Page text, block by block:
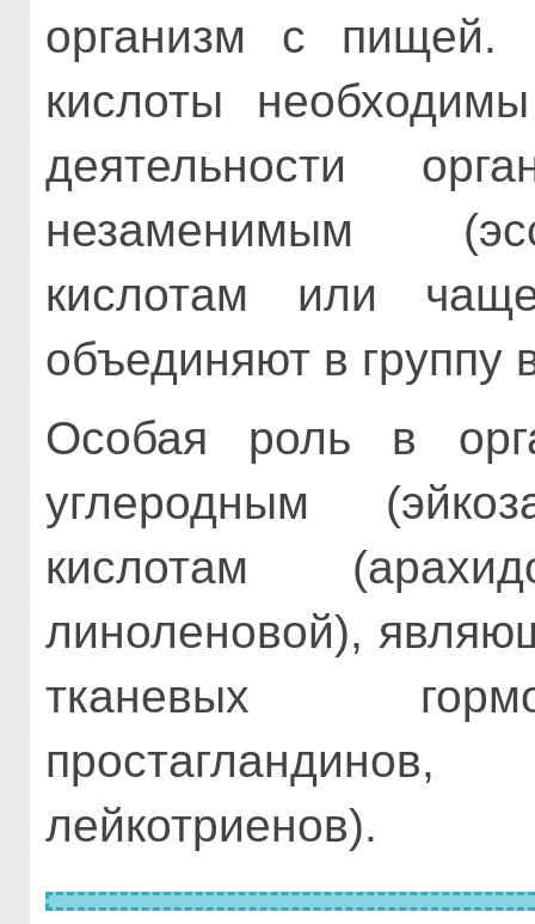
организм с
кислоты
деятельности
незаменимым
кислотам или
объединяют в группу
Особая роль в
углеродным
кислотам
линоленовой),
тканевых
лейкотриенов).